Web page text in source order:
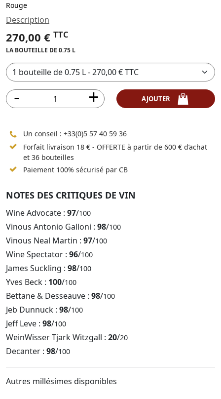
Rouge
Description
270,00 € TTC
LA BOUTEILLE DE 0.75 L
Un conseil : +33(0)5 57 40 59 36
Forfait livraison 18 € - OFFERTE à partir de 600 € d’achat
et 36 bouteilles
Paiement 100% sécurisé par CB
NOTES DES CRITIQUES DE VIN
Wine Advocate : 97/100
Vinous Antonio Galloni : 98/100
Vinous Neal Martin : 97/100
Wine Spectator : 96/100
James Suckling : 98/100
Yves Beck : 100/100
Bettane & Desseauve : 98/100
Jeb Dunnuck : 98/100
Jeff Leve : 98/100
WeinWisser Tjark Witzgall : 20/20
Decanter : 98/100
Autres millésimes disponibles